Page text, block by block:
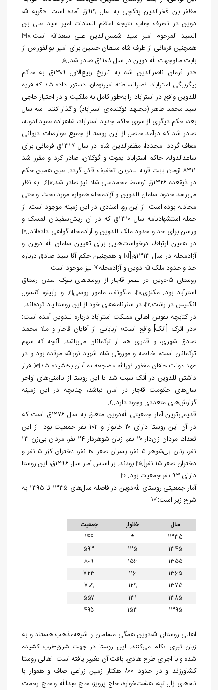
مظفر بن فخرالدین پتکچی به سال ۹۱۹ق آمده است: «قریه لله
دوین در تصرف جناب نتیجه اعاظم السادات امیر سید علی بن
السید المرحوم امیر سید شمس‌الدین علی سعدالله است.»[4]
همچنین فرمانی از طرف شاه سلطان حسین برای امیر ابوالفوراس از
بابت مالوجهات لله دوین در سال ۱۱۰۸ق صادر شد.
[5]
«در فرمان ناصرالدین شاه به تاریخ ربیع‌الاول ۱۳۰۹ق به حاکم
بیگربیگی استراباد، نصرالسلطنه امیرتومان، دستور داده شد که قریه
للدوین واقع در استراباد را به‌طور کامل به ملکیت و در اختیار حاجی
سید محمد طاهر (مجتهد نوکنده‌ای استراباد) واگذار کنند. سه سال
بعد، حکم دیگری از سوی حاکم جدید استراباد، شاهزاده عمیدالدوله،
صادر شد که درآمد حاصل از این روستا از جمیع عوارضات دیوانی
معاف گردد. مجدداً، مظفرالدین شاه در سال ۱۳۱۷ق فرمانی برای
ساعدالدوله، حاکم استراباد یموت و گوکلان، صادر کرد و مقرر شد
۸۳۱۱ تومان بابت قریه للدوین تخفیف قائل گردد. عین همین حکم
در ذیقعده ۱۳۲۶ق توسط محمدعلی شاه نیز صادر شد.»
[6]
به نظر
می‌رسد حدود سامان للدوین و آزادمحله همواره مورد بحث و حتی
مجادله بوده است. از این رو، اسنادی در این زمینه موجود است، از
جمله استشهادنامه سال ۱۳۱۰ق که در آن ریش‌سفیدان لمسک و
ورسن برای حد و حدود ملک للدوین و آزادمحله گواهی داده‌اند.[7]
در همین ارتباط، درخواست‌هایی برای تعیین سامان لله دوین و
آزادمحله در سال ۱۳۱۳ق[
[8]
و همچنین حکم آقا سید صادق درباره
حد و حدود ملک لله دوین و آزادمحله[9]
نیز موجود است.
روستای لله‌دوین در عصر قاجار از روستاهای بلوک سدن رستاق
استرآباد بود. مکنزی[10]، ملگونف، مامور روسی[11]
و رابینو، کنسول
انگلیس در رشت[12]
، در سفرنامه‌های خود از این روستا یاد کرده‌اند.
در کتابچه نفوس اهالی مملکت استراباد درباره للدوین آمده است:
«در اترک [اتک] واقع است؛ اربابانی از آقایان قاجار و ملا محمد
صادق شهری، و قدری هم از ترکمانان می‌باشد. آنچه که سهم
ترکمانان است، خالصه و موروثی شاه شهید نورالله مرقده بود و در
عهد دولت خاقان مغفور نورالله مضجعه به آنان بخشیده شد[13]
قرار
داشتن للدوین در اَتک سبب شد تا این روستا از ناامنی‌های اواخر
سال‌های حکومت قاجار در امان نباشد، چنانچه در این زمینه
گزارش‌های متعددی وجود دارد.[14]
قدیمی‌ترین آمار جمعیتی لله‌دوین متعلق به سال ۱۲۷۶ق است که
در آن این روستا دارای ۲۰ خانوار و ۱۰۲ نفر جمعیت بود. از این
تعداد، مردان زن‌دار ۲۰ نفر، زنان شوهردار ۲۴ نفر، مردان بی‌زن ۱۳
نفر، زنان بی‌شوهر ۵ نفر، پسران صغر ۲۰ نفر، دختران کبَر ۵ نفر و
دختران صغر ۱۵ نفر[
[15]
بودند. بر اساس آمار سال ۱۲۹۶ق، این روستا
دارای ۹۳ نفر جمعیت بود.
[16]
آمار جمعیتی روستای لله‌دوین در فاصله سال‌های ۱۳۳۵ تا ۱۳۹۵ به
شرح زیر است:[17]
سال خانوار
جمعیت
1335
*
144
1345
125
593
1355
156
809
1365
116
723
1375
129
709
1385
131
557
1395
153
495
اهالی روستای لله‌دوین همگی مسلمان و شیعه‌مذهب هستند و به
زبان تبری تکلم می‌کنند. این روستا در جهت شرق-غرب کشیده
شده و با اجرای طرح هادی، بافت آن تغییر یافته است. اهالی روستا
کشاورزند و در حدود ۸۰۰ هکتار زمین زراعی صاف و هموار با
نام‌های زال تپه، هشت‌خواره، حاج پرویز، حاج عبدالله و حاج رحمت